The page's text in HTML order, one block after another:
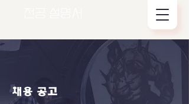
채용 공고